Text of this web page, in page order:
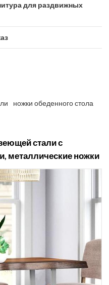
для раздвижных
ножки обеденного стола
стали с
металлические ножки